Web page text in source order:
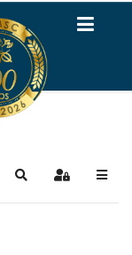
PesquisarSign In